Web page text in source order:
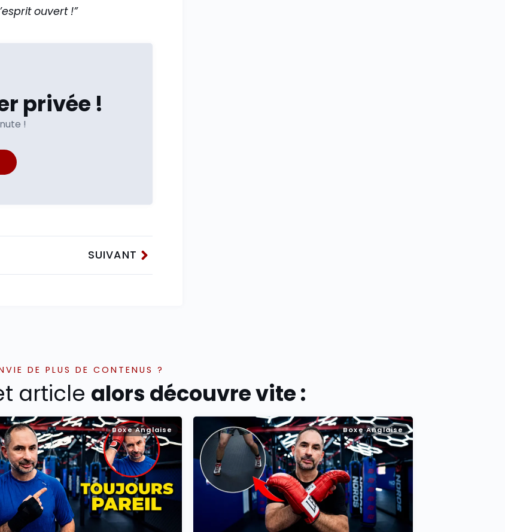
ouvert !”
privée !
!
SUIVANT
DE PLUS DE CONTENUS ?
article alors découvre vite :
Boxe Anglaise Boxe Anglaise